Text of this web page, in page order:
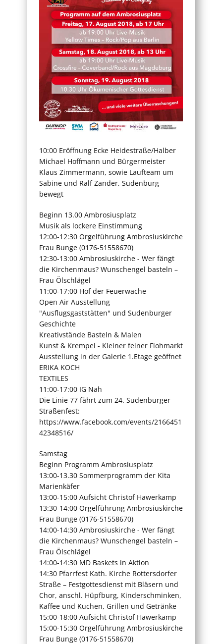
10:00 Eröffnung Ecke Heidestraße/Halber
Michael Hoffmann und Bürgermeister
Klaus Zimmermann, sowie Laufteam um
Sabine und Ralf Zander, Sudenburg
bewegt
Beginn 13.00 Ambrosiusplatz
Musik als lockere Einstimmung
12:00-12:30 Orgelführung Ambrosiuskirche
Frau Bunge (0176-51558670)
12:30-13:00 Ambrosiuskirche - Wer fängt
die Kirchenmaus? Wunschengel basteln –
Frau Ölschlägel
11:00-17:00 Hof der Feuerwache
Open Air Ausstellung
"Ausflugsgaststätten" und Sudenburger
Geschichte
Kreativstände Basteln & Malen
Kunst & Krempel - Kleiner feiner Flohmarkt
Ausstellung in der Galerie 1.Etage geöffnet
ERIKA KOCH
TEXTILES
11:00-17:00 IG Nah
Die Linie 77 fährt zum 24. Sudenburger
Straßenfest:
https://www.facebook.com/events/2166451
42348516/
Samstag
Beginn Programm Ambrosiusplatz
13:00-13.30 Sommerprogramm der Kita
Marienkäfer
13:00-15:00 Aufsicht Christof Hawerkamp
13:30-14:00 Orgelführung Ambrosiuskirche
Frau Bunge (0176-51558670)
14:00-14:30 Ambrosiuskirche - Wer fängt
die Kirchenmaus? Wunschengel basteln –
Frau Ölschlägel
14:00-14:30 MD Baskets in Aktion
14:30 Pfarrfest Kath. Kirche Rottersdorfer
Straße – Festgottesdienst mit Bläsern und
Chor, anschl. Hüpfburg, Kinderschminken,
Kaffee und Kuchen, Grillen und Getränke
15:00-18:00 Aufsicht Christof Hawerkamp
15:00-15:30 Orgelführung Ambrosiuskirche
Frau Bunge (0176-51558670)